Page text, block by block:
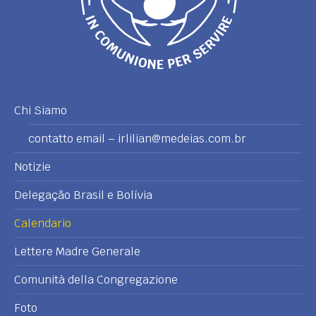
Chi Siamo
contatto email – irlilian@medeias.com.br
Notizie
Delegação Brasil e Bolívia
Calendario
Lettere Madre Generale
Comunità della Congregazione
Foto